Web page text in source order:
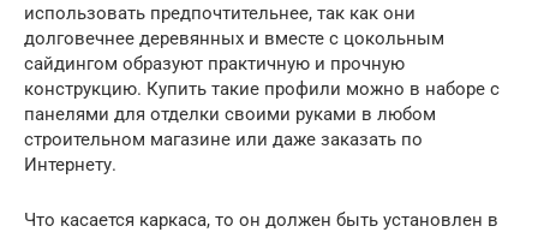
использовать предпочтительнее, так как они
долговечнее деревянных и вместе с цокольным
сайдингом образуют практичную и прочную
конструкцию. Купить такие профили можно в наборе с
панелями для отделки своими руками в любом
строительном магазине или даже заказать по
Интернету.
Что касается каркаса, то он должен быть установлен в